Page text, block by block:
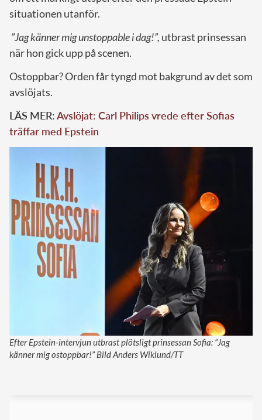
situationen utanför.
”Jag känner mig unstoppable i dag!”, utbrast prinsessan
när hon gick upp på scenen.
Ostoppbar? Orden får tyngd mot bakgrund av det som
avslöjats.
LÄS MER:Avslöjat: Carl Philips vrede efter Sofias
träffar med Epstein
Efter Epstein-intervjun utbrast plötsligt prinsessan Sofia: ”Jag
känner mig ostoppbar!” Bild Anders Wiklund/TT